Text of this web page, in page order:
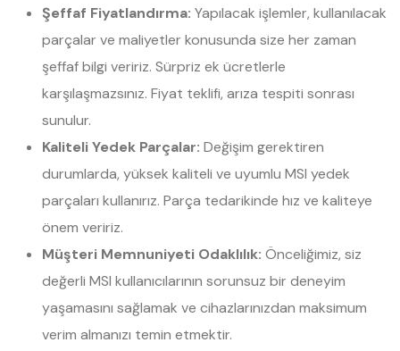
Şeffaf Fiyatlandırma: Yapılacak işlemler, kullanılacak
parçalar ve maliyetler konusunda size her zaman
şeffaf bilgi veririz. Sürpriz ek ücretlerle
karşılaşmazsınız. Fiyat teklifi, arıza tespiti sonrası
sunulur.
Kaliteli Yedek Parçalar: Değişim gerektiren
durumlarda, yüksek kaliteli ve uyumlu MSI yedek
parçaları kullanırız. Parça tedarikinde hız ve kaliteye
önem veririz.
Müşteri Memnuniyeti Odaklılık: Önceliğimiz, siz
değerli MSI kullanıcılarının sorunsuz bir deneyim
yaşamasını sağlamak ve cihazlarınızdan maksimum
verim almanızı temin etmektir.